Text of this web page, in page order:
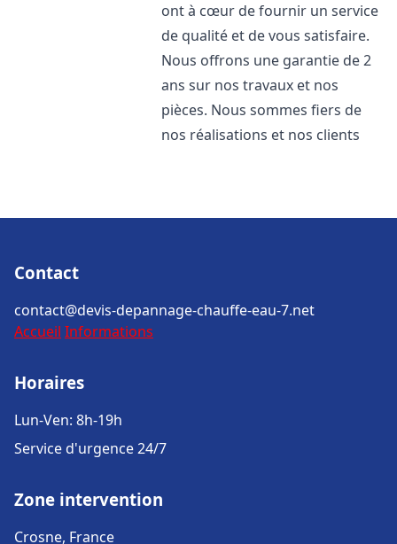
ont à cœur de fournir un service
de qualité et de vous satisfaire.
Nous offrons une garantie de 2
ans sur nos travaux et nos
pièces. Nous sommes fiers de
nos réalisations et nos clients
Contact
contact@devis-depannage-chauffe-eau-7.net
Accueil Informations
Horaires
Lun-Ven: 8h-19h
Service d'urgence 24/7
Zone intervention
Crosne, France